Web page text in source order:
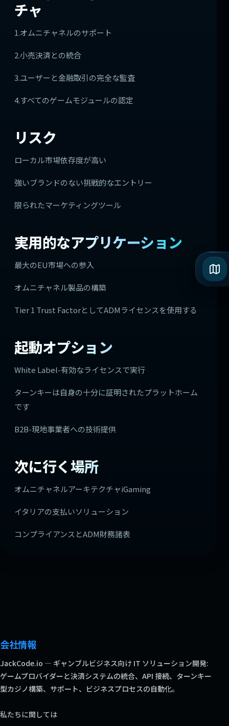
チャ
1.オムニチャネルのサポート
2.小売決済との統合
3.ユーザーと金融取引の完全な監査
4.すべてのゲームモジュールの認定
リスク
ローカル市場依存度が高い
強いブランドのない挑戦的なエントリー
限られたマーケティングツール
実用的なアプリケーション
最大のEU市場への参入
オムニチャネル製品の構築
Tier 1 Trust FactorとしてADMライセンスを使用する
起動オプション
White Label-有効なライセンスで実行
ターンキーは自身の十分に証明されたプラットホーム
です
B2B-現地事業者への技術提供
次に行く場所
オムニチャネルアーキテクチャiGaming
イタリアの支払いソリューション
コンプライアンスとADM財務諸表
会社情報
JackCode.io — ギャンブルビジネス向け IT ソリューション開発:
ゲームプロバイダーと決済システムの統合、API 接続、ターンキー
型カジノ構築、サポート、ビジネスプロセスの自動化。
私たちに関しては